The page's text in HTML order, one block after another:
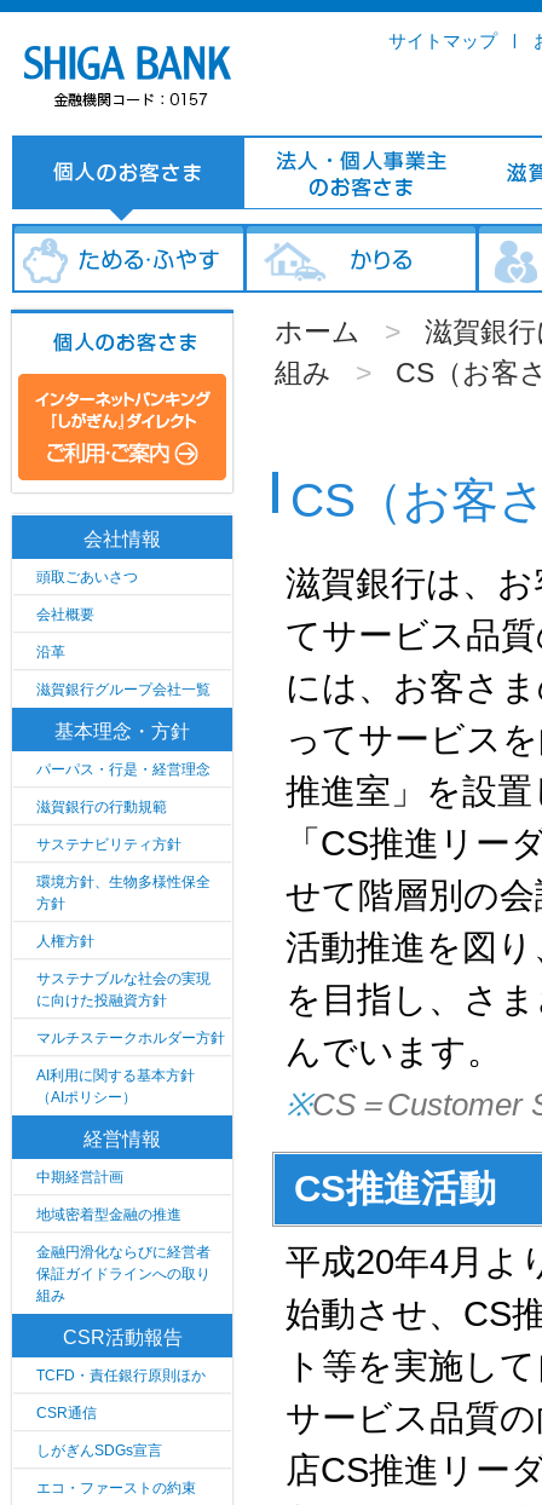
サイトマップ
会社情報
頭取ごあいさつ
会社概要
沿革
滋賀銀行グループ会社一覧
基本理念・方針
パーパス・行是・経営理念
滋賀銀行の行動規範
サステナビリティ方針
環境方針、生物多様性保全
方針
人権方針
サステナブルな社会の実現
に向けた投融資方針
マルチステークホルダー方針
AI利用に関する基本方針
（AIポリシー）
経営情報
中期経営計画
地域密着型金融の推進
金融円滑化ならびに経営者
保証ガイドラインへの取り
組み
CSR活動報告
TCFD・責任銀行原則ほか
CSR通信
しがぎんSDGs宣言
エコ・ファーストの約束
ホーム >
滋賀銀
組み
> CS（お客
CS（お客
滋賀銀行は、
てサービス品
には、お客さ
ってサービス
推進室」を設
「CS推進リー
せて階層別の
活動推進を図
を目指し、さ
んでいます。
※CS＝Customer
CS推進活動
平成20年4月よ
始動させ、CS
ト等を実施し
サービス品質
店CS推進リー